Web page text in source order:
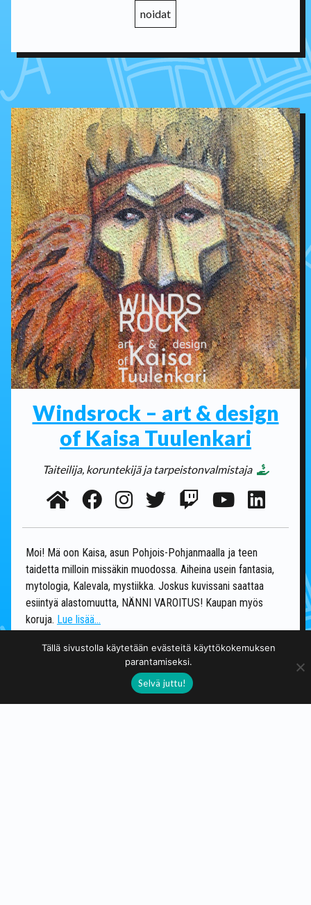
noidat
Windsrock – art & design
of Kaisa Tuulenkari
Taiteilija, koruntekijä ja tarpeistonvalmistaja
Moi! Mä oon Kaisa, asun Pohjois-Pohjanmaalla ja teen
taidetta milloin missäkin muodossa. Aiheina usein fantasia,
mytologia, Kalevala, mystiikka. Joskus kuvissani saattaa
esiintyä alastomuutta, NÄNNI VAROITUS! Kaupan myös
koruja. Lue lisää...
kalevala
sekatekniikkatöitä yksisarviset
Tällä sivustolla käytetään evästeitä käyttökokemuksen
parantamiseksi.
Selvä juttu!